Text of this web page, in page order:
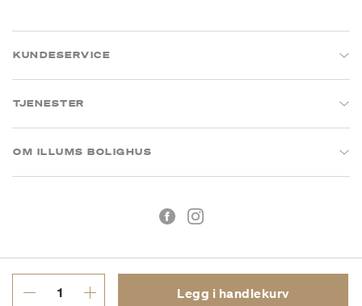
Legg i handlekurv
KUNDESERVICE
TJENESTER
OM ILLUMS BOLIGHUS